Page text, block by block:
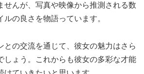
せんが、写真や映像から推測される数
の良さを物語っています。
との交流を通じて、彼女の魅力はさら
しょう。これからも彼女の多彩な才能